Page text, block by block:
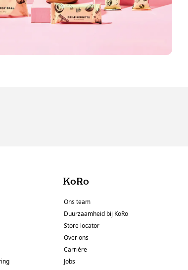
KoRo
Ons team
Duurzaamheid bij KoRo
Store locator
Over ons
Carrière
Jobs